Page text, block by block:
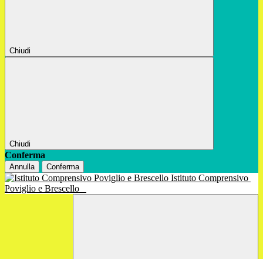
Chiudi
Chiudi
Conferma
Annulla Conferma
Istituto Comprensivo
Poviglio e Brescello